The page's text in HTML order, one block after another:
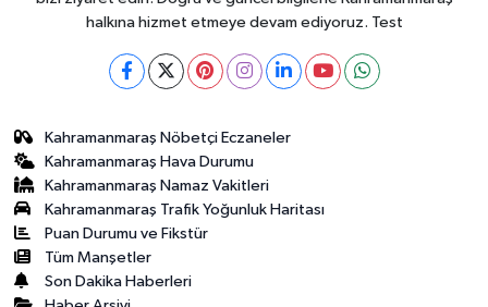
halkına hizmet etmeye devam ediyoruz. Test
Kahramanmaraş Nöbetçi Eczaneler
Kahramanmaraş Hava Durumu
Kahramanmaraş Namaz Vakitleri
Kahramanmaraş Trafik Yoğunluk Haritası
Puan Durumu ve Fikstür
Tüm Manşetler
Son Dakika Haberleri